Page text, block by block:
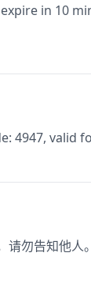
in 10
4947, valid
勿告知他人。